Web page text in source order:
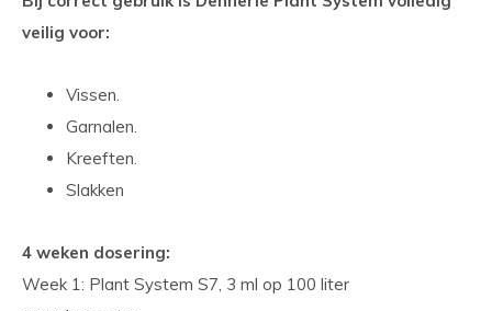
veilig voor:
Vissen.
Garnalen.
Kreeften.
Slakken
4 weken dosering:
Week 1: Plant System S7, 3 ml op 100 liter